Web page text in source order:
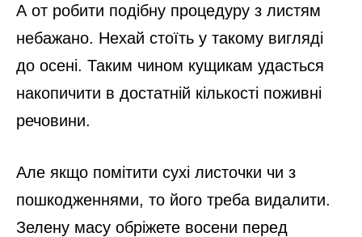
А от робити подібну процедуру з листям
небажано. Нехай стоїть у такому вигляді
до осені. Таким чином кущикам удасться
накопичити в достатній кількості поживні
речовини.
Але якщо помітити сухі листочки чи з
пошкодженнями, то його треба видалити.
Зелену масу обріжете восени перед